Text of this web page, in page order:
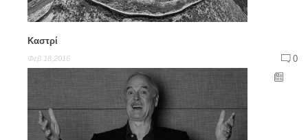
Καστρί
Φεβ 18,2016 0